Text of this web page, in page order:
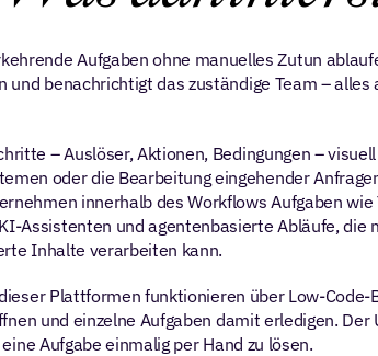
Aufgaben ohne manuelles Zutun
benachrichtigt das zuständige Team – alles
– Auslöser, Aktionen, Bedingungen –
oder die Bearbeitung eingehender
innerhalb des Workflows Aufgaben wie
Assistenten und agentenbasierte Abläufe, die
Inhalte verarbeiten kann.
Plattformen funktionieren über Low-Code-
und einzelne Aufgaben damit erledigen. Der
Aufgabe einmalig per Hand zu lösen.